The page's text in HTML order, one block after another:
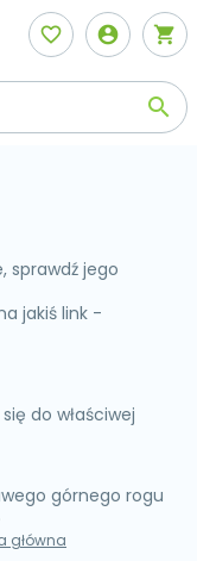
favorite_border account_circle shopping_cart
search
sprawdź jego
jakiś link -
do właściwej
górnego rogu
główna